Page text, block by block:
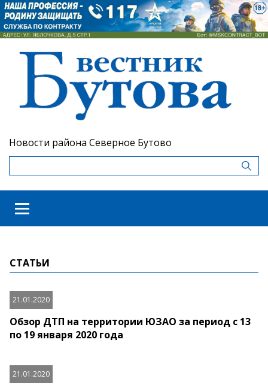
Новости района Северное Бутово
СТАТЬИ
21.01.2020
Обзор ДТП на территории ЮЗАО за период с 13
по 19 января 2020 года
21.01.2020